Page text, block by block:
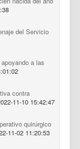
del Servicio
a las
contra
11-10 15:42:47
quirúrgico
11-02 11:20:53